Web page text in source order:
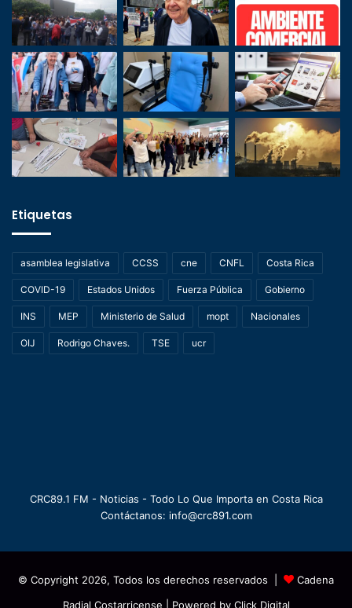
Etiquetas
asamblea legislativa CCSS cne CNFL Costa Rica
COVID-19 Estados Unidos Fuerza Pública Gobierno
INS MEP Ministerio de Salud mopt Nacionales
OIJ Rodrigo Chaves. TSE ucr
CRC89.1 FM - Noticias - Todo Lo Que Importa en Costa Rica
Contáctanos: info@crc891.com
© Copyright 2026, Todos los derechos reservados |
Cadena
Radial Costarricense | Powered by Click Digital